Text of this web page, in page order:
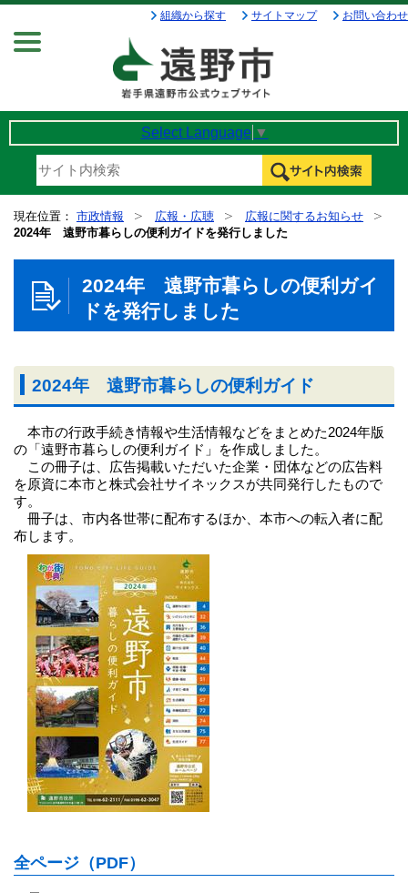
組織から探す サイトマップ お問い合わせ
Select Language ▼
現在位置： 市政情報 広報・広聴
広報に関するお知らせ
2024年 遠野市暮らしの便利ガイドを発行しました
2024年 遠野市暮らしの便利ガイ
ドを発行しました
2024年 遠野市暮らしの便利ガイド
本市の行政手続き情報や生活情報などをまとめた2024年版
の「遠野市暮らしの便利ガイド」を作成しました。
この冊子は、広告掲載いただいた企業・団体などの広告料
を原資に本市と株式会社サイネックスが共同発行したもので
す。
冊子は、市内各世帯に配布するほか、本市への転入者に配
布します。
全ページ（PDF）